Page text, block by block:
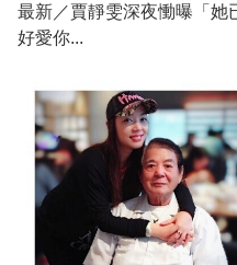
最新／賈靜雯深夜慟曝「
好愛你...